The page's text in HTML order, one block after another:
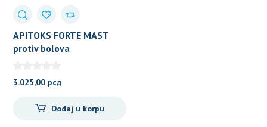
APITOKS FORTE MAST
protiv bolova
3.025,00 рсд
Dodaj u korpu